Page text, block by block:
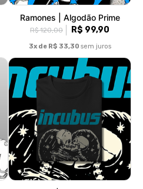
Ramones | Algodão Prime
R$ 120,00 R$ 99,90
3x de R$ 33,30 sem juros